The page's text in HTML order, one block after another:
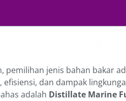
pemilihan jenis bahan bakar
dan dampak
adalah Distillate Marine